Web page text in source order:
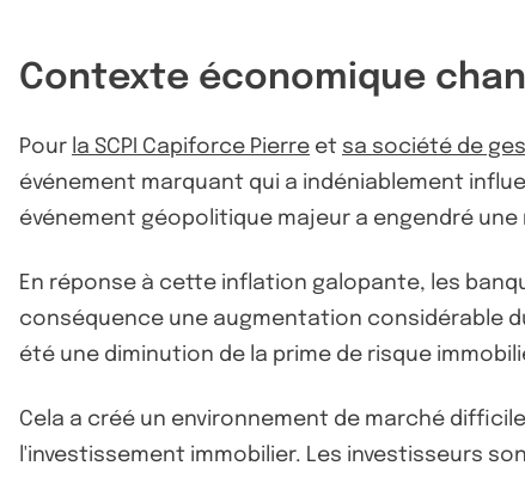
Contexte économique
Pour la SCPI Capiforce Pierre et sa société de
événement marquant qui a indéniablement
événement géopolitique majeur a engendré une
En réponse à cette inflation galopante, les
conséquence une augmentation considérable
été une diminution de la prime de risque
Cela a créé un environnement de marché
l'investissement immobilier. Les investisseurs